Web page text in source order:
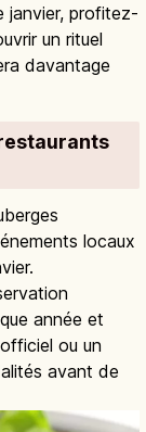
janvier, profitez-
un rituel
davantage
locaux
année et
ou un
avant de